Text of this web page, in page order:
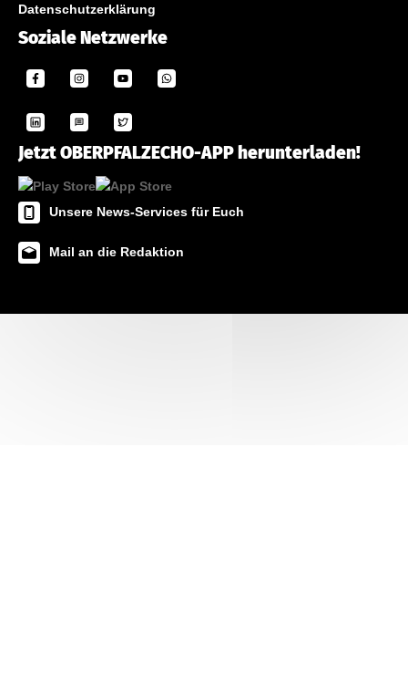
Datenschutzerklärung
Soziale Netzwerke
Jetzt OBERPFALZECHO-APP herunterladen!
Unsere News-Services für Euch
Mail an die Redaktion